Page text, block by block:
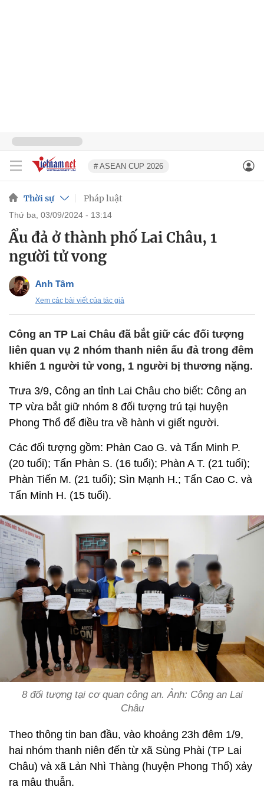
# ASEAN CUP 2026
Thời sự Pháp luật
thứ ba, 03/09/2024 - 13:14
Ẩu đả ở thành phố Lai Châu, 1
người tử vong
Anh Tâm
Xem các bài viết của tác giả
Công an TP Lai Châu đã bắt giữ các đối tượng
liên quan vụ 2 nhóm thanh niên ẩu đả trong đêm
khiến 1 người tử vong, 1 người bị thương nặng.
Trưa 3/9, Công an tỉnh Lai Châu cho biết: Công an
TP vừa bắt giữ nhóm 8 đối tượng trú tại huyện
Phong Thổ để điều tra về hành vi giết người.
Các đối tượng gồm: Phàn Cao G. và Tẩn Minh P.
(20 tuổi); Tẩn Phàn S. (16 tuổi); Phàn A T. (21 tuổi);
Phàn Tiến M. (21 tuổi); Sìn Mạnh H.; Tẩn Cao C. và
Tẩn Minh H. (15 tuổi).
8 đối tượng tại cơ quan công an. Ảnh: Công an Lai
Châu
Theo thông tin ban đầu, vào khoảng 23h đêm 1/9,
hai nhóm thanh niên đến từ xã Sùng Phài (TP Lai
Châu) và xã Lản Nhì Thàng (huyện Phong Thổ) xảy
ra mâu thuẫn.